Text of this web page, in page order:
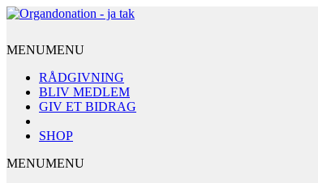
MENUMENU
RÅDGIVNING
BLIV MEDLEM
GIV ET BIDRAG
SHOP
MENUMENU